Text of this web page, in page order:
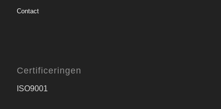
Contact
Certificeringen
ISO9001